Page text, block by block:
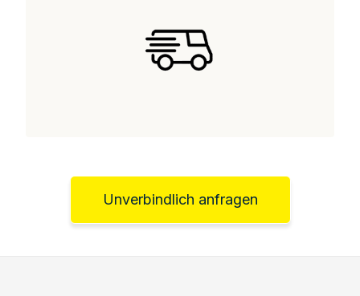
Unverbindlich anfragen